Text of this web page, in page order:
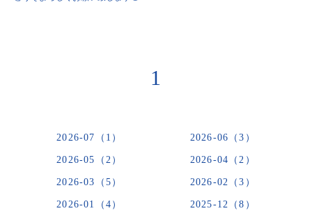
1
2026-07（1） 2026-06（3）
2026-05（2） 2026-04（2）
2026-03（5） 2026-02（3）
2026-01（4） 2025-12（8）